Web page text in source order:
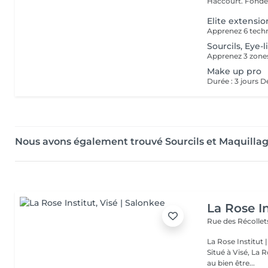
Elite
Sourcils,
Make up pro
Nous avons également trouvé Sourcils et
La Rose
Rue des
La Rose Institut
Situé à Visé, La
au bien être...